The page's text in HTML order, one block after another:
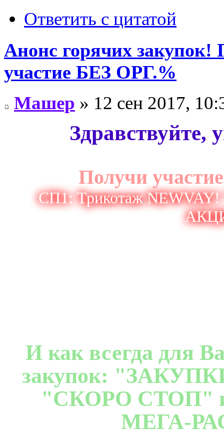
Ответить с цитатой
Анонс горячих
участие БЕЗ ОРГ.%
Машер » 12 сен 2017,
Здравствуйте,
Получи участие
СП1: Трикотаж
И как всегда для
закупок:
"СКОРО СТОП"
МЕГА-